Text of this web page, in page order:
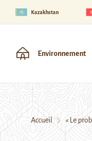
Kazakhstan
Environnement
Accueil « Le